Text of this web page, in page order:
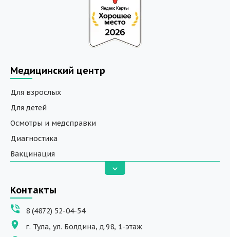
Медицинский центр
Для взрослых
Для детей
Осмотры и медсправки
Диагностика
Вакцинация
Вызов на дом
ДНК исследования
Программы обучения
Физиотерапия
Контакты
8 (4872) 52-04-54
г. Тула, ул. Болдина, д.98, 1-этаж